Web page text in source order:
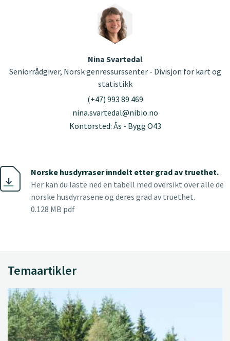
Nina Svartedal
Seniorrådgiver, Norsk genressurssenter - Divisjon for kart og
statistikk
(+47) 993 89 469
nina.svartedal@nibio.no
Kontorsted: Ås - Bygg O43
Norske husdyrraser inndelt etter grad av truethet.
Her kan du laste ned en tabell med oversikt over alle de
norske husdyrrasene og deres grad av truethet.
0.128 MB pdf
Temaartikler